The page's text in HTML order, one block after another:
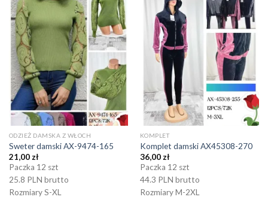
ODZIEŻ DAMSKA Z WŁOCH
Sweter damski AX-9474-165
21,00 zł
Paczka 12 szt
25.8 PLN brutto
Rozmiary S-XL
KOMPLET
Komplet damski AX45308-270
36,00 zł
Paczka 12 szt
44.3 PLN brutto
Rozmiary M-2XL